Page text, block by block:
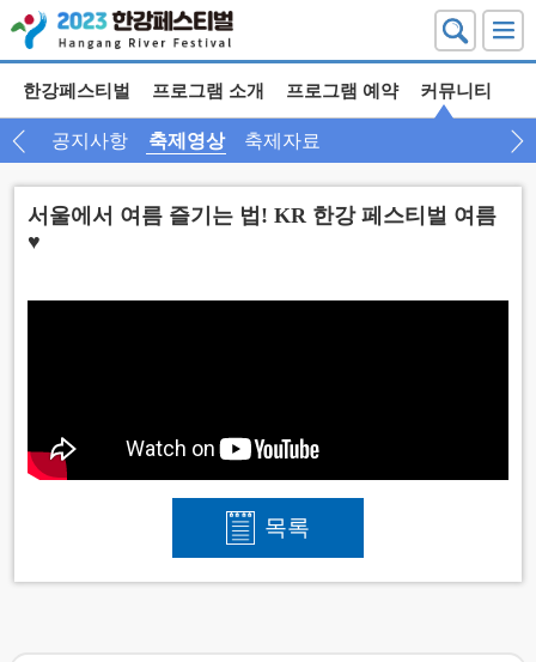
한강페스티벌 프로그램 소개 프로그램 예약 커뮤니티
공지사항 축제영상 축제자료
서울에서 여름 즐기는 법! KR 한강 페스티벌 여름
♥
목록